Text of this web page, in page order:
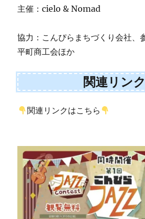
主催：cielo & Nomad
協力：こんぴらまちづくり会社、
平町商工会ほか
関連リンク
関連リンクはこちら